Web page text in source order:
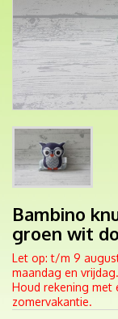
Bambino
groen wit
Let op: t/m 9
maandag en vrijdag.
Houd rekening met
zomervakantie.